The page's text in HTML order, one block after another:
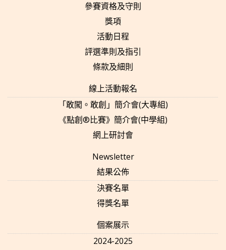
參賽資格及守則
獎項
活動日程
評選準則及指引
條款及細則
線上活動報名
「敢闖。敢創」簡介會(大專組)
《點創®比賽》簡介會(中學組)
網上研討會
Newsletter
結果公佈
決賽名單
得獎名單
個案展示
2024-2025